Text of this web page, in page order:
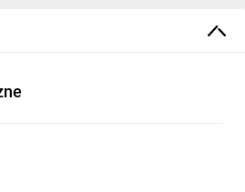
— maksymalna emisja
w miejscach wymagających